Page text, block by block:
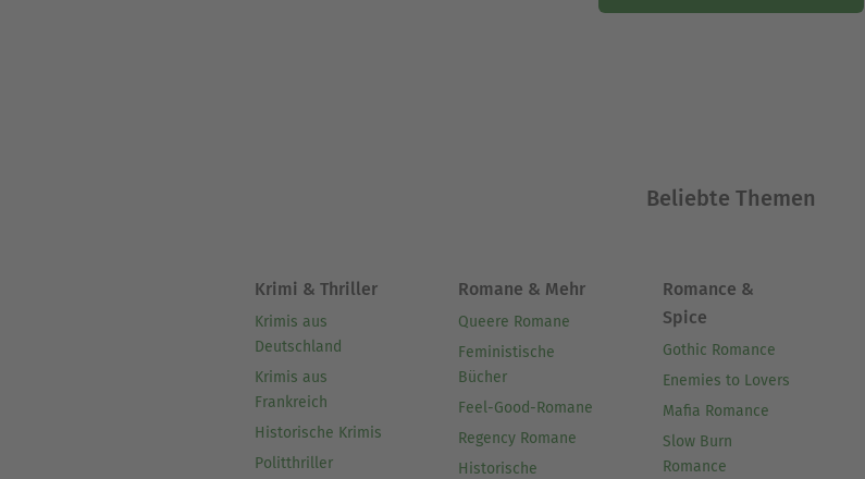
Beliebte Themen
Krimi & Thriller
Krimis aus
Deutschland
Krimis aus
Frankreich
Historische Krimis
Politthriller
Romane & Mehr
Queere Romane
Feministische
Bücher
Feel-Good-Romane
Regency Romane
Historische
Romance &
Spice
Gothic Romance
Enemies to Lovers
Mafia Romance
Slow Burn
Romance